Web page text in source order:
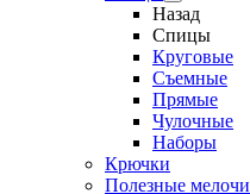
Назад
Спицы
Круговые
Съемные
Прямые
Чулочные
Наборы
Крючки
Полезные мелочи